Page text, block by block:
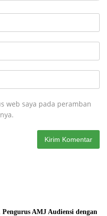
web saya pada peramban
AMJ Audiensi dengan